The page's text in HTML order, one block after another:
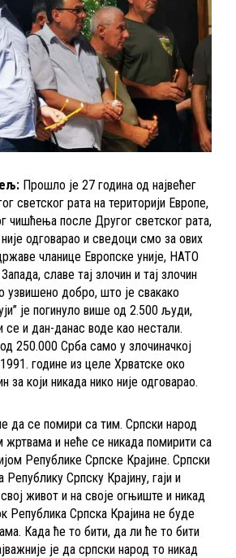
Прошло је 27 година од највећег
светског рата на територији Европе,
чишћења после Другог светског рата,
одговарао и сведоци смо за ових
чланице Европске уније, НАТО
славе тај злочин и тај злочин
узвишено добро, што је свакако
је погинуло више од 2.500 људи,
и дан-данас воде као нестали.
250.000 Срба само у злочиначкој
1991. године из целе Хрватске око
за који никада нико није одговарао.
да се помири са тим. Српски народ
жртвама и неће се никада помирити са
Републике Српске Крајине. Српски
Српску Крајину, гаји и
живот и на своје огњиште и никад
Република Српска Крајина не буде
Када ће то бити, да ли ће то бити
је да српски народ то никад